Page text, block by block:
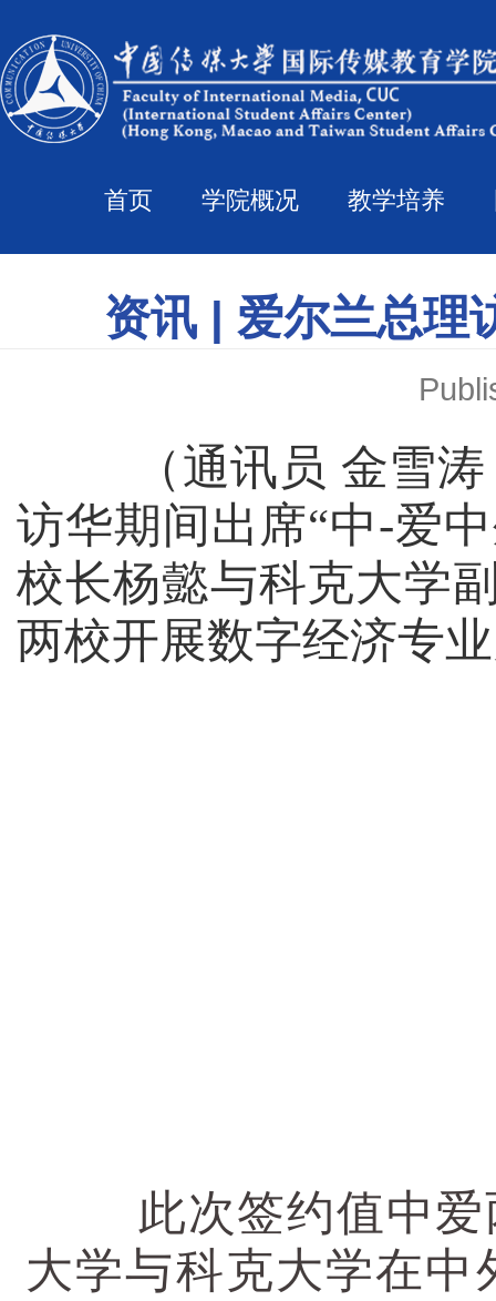
首页 学院概况 教学培养
资讯 | 爱尔兰总理
（通讯员 金雪涛
访华期间出席“中-爱
校长杨懿与科克大学
两校开展数字经济专
此次签约值中爱两
大学与科克大学在